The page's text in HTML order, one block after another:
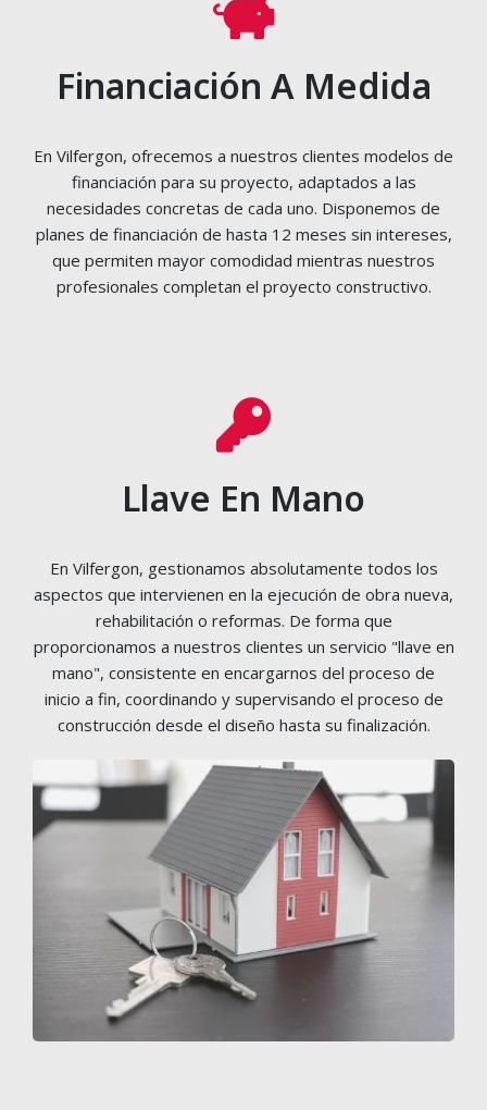
Financiación A Medida
En Vilfergon, ofrecemos a nuestros clientes modelos de
financiación para su proyecto, adaptados a las
necesidades concretas de cada uno. Disponemos de
planes de financiación de hasta 12 meses sin intereses,
que permiten mayor comodidad mientras nuestros
profesionales completan el proyecto constructivo.
Llave En Mano
En Vilfergon, gestionamos absolutamente todos los
aspectos que intervienen en la ejecución de obra nueva,
rehabilitación o reformas. De forma que
proporcionamos a nuestros clientes un servicio "llave en
mano", consistente en encargarnos del proceso de
inicio a fin, coordinando y supervisando el proceso de
construcción desde el diseño hasta su finalización.